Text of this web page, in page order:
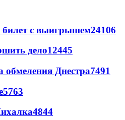
билет с выигрышем24106
дело12445
обмеления Днестра7491
5763
4844